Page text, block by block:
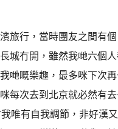
旅行，當時團友之間有
城冇開，雖然我哋六個
哋嘅樂趣，最多咪下次
每次去到北京就必然有
唯有自我調節，非好漢